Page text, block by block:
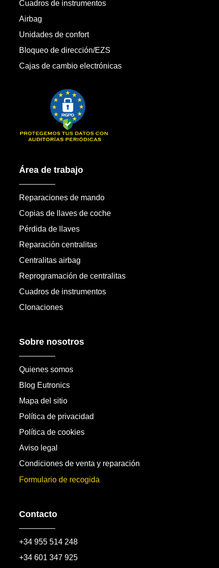
Cuadros de instrumentos
Airbag
Unidades de confort
Bloqueo de dirección/EZS
Cajas de cambio electrónicas
Área de trabajo
Reparaciones de mando
Copias de llaves de coche
Pérdida de llaves
Reparación centralitas
Centralitas airbag
Reprogramación de centralitas
Cuadros de instrumentos
Clonaciones
Sobre nosotros
Quienes somos
Blog Eutronics
Mapa del sitio
Política de privacidad
Política de cookies
Aviso legal
Condiciones de venta y reparación
Formulario de recogida
Contacto
+34 955 514 248
+34 601 347 925